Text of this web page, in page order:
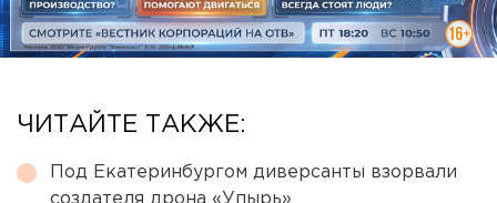
ЧИТАЙТЕ ТАКЖЕ:
Под Екатеринбургом диверсанты взорвали
создателя дрона «Упырь»